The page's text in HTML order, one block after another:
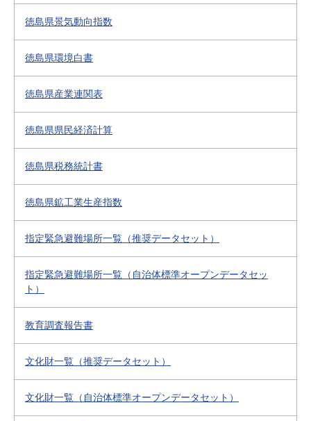
徳島県景気動向指数
徳島県環境白書
徳島県産業連関表
徳島県県民経済計算
徳島県税務統計書
徳島県鉱工業生産指数
指定緊急避難場所一覧（推奨データセット）
指定緊急避難場所一覧（自治体標準オープンデータセッ
ト）
教育調査報告書
文化財一覧（推奨データセット）
文化財一覧（自治体標準オープンデータセット）